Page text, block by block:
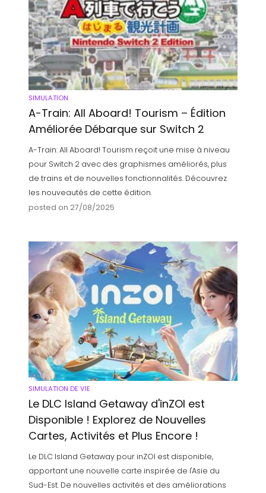
SIMULATION
A-Train: All Aboard! Tourism – Édition
Améliorée Débarque sur Switch 2
A-Train: All Aboard! Tourism reçoit une mise à niveau
pour Switch 2 avec des graphismes améliorés, plus
de trains et de nouvelles fonctionnalités. Découvrez
les nouveautés de cette édition.
posted on 27/08/2025
SIMULATION DE VIE
Le DLC Island Getaway d'inZOI est
Disponible ! Explorez de Nouvelles
Cartes, Activités et Plus Encore !
Le DLC Island Getaway pour inZOI est disponible,
apportant une nouvelle carte inspirée de l'Asie du
Sud-Est. De nouvelles activités et des améliorations